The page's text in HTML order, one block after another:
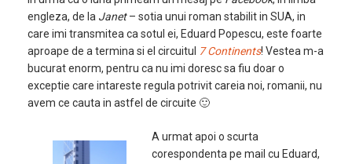
engleza, de la Janet– sotia unui roman stabilit in SUA, in
care imi transmitea ca sotul ei, Eduard Popescu, este foarte
aproape de a termina si el circuitul 7 Continents! Vestea m-a
bucurat enorm, pentru ca nu imi doresc sa fiu doar o
exceptie care intareste regula potrivit careia noi, romanii, nu
avem ce cauta in astfel de circuite 🙂
A urmat apoi o scurta
corespondenta pe mail cu Eduard,